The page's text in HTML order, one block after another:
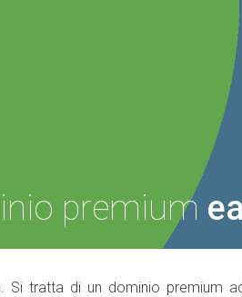
premium
Si tratta di un dominio premium